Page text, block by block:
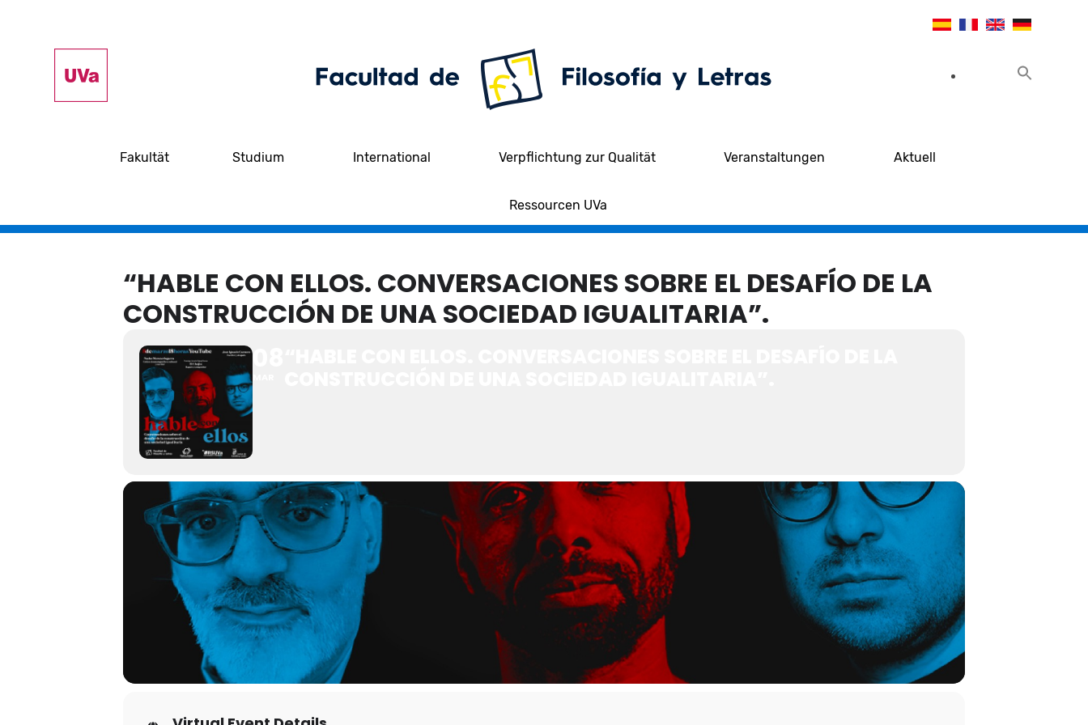
Fakultät Studium International Verpflichtung zur Qualität Veranstaltungen Aktuell
Ressourcen UVa
“HABLE CON ELLOS. CONVERSACIONES SOBRE EL DESAFÍO DE LA
CONSTRUCCIÓN DE UNA SOCIEDAD IGUALITARIA”.